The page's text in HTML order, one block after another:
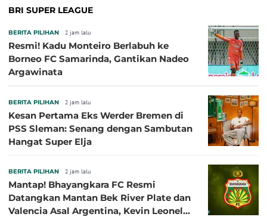
BRI SUPER LEAGUE
BERITA PILIHAN 2 jam lalu
Resmi! Kadu Monteiro Berlabuh ke
Borneo FC Samarinda, Gantikan Nadeo
Argawinata
BERITA PILIHAN 2 jam lalu
Kesan Pertama Eks Werder Bremen di
PSS Sleman: Senang dengan Sambutan
Hangat Super Elja
BERITA PILIHAN 2 jam lalu
Mantap! Bhayangkara FC Resmi
Datangkan Mantan Bek River Plate dan
Valencia Asal Argentina, Kevin Leonel